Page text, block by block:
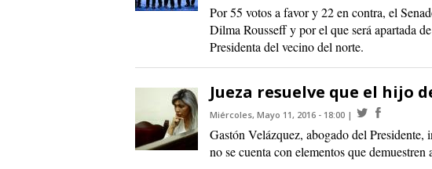
Por 55 votos a favor y 22 en contra, el
Dilma Rousseff y por el que será apartada
Presidenta del vecino del norte.
Jueza resuelve que el hijo
Miércoles, Mayo 11, 2016 - 18:00
Gastón Velázquez, abogado del
no se cuenta con elementos que